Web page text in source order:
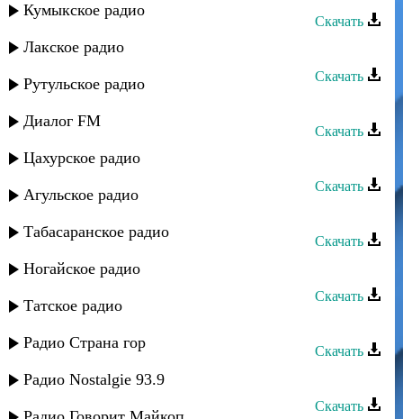
Кумыкское радио
Лакское радио
Рутульское радио
Диалог FM
Цахурское радио
Агульское радио
Табасаранское радио
Ногайское радио
Татское радио
Радио Страна гор
Радио Nostalgie 93.9
Скачать
Звезды Сергокалы - Track 06
Скачать
Скачать
Звезды Сергокалы - Track 04
Скачать
Скачать
Звезды Сергокалы - Track 01
Скачать
Скачать
Звезды Сергокалы - Track 13
Скачать